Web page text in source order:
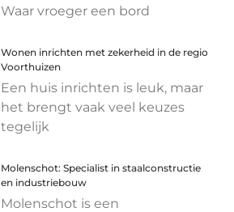
Waar vroeger een bord
Wonen inrichten met zekerheid in de regio
Voorthuizen
Een huis inrichten is leuk, maar
het brengt vaak veel keuzes
tegelijk
Molenschot: Specialist in staalconstructie
en industriebouw
Molenschot is een